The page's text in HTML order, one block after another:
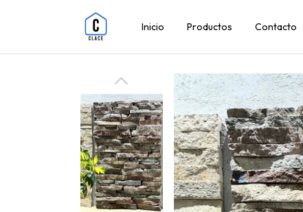
Inicio Productos Contacto